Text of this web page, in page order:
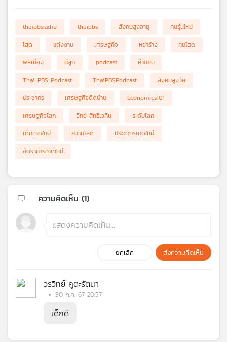
thaipbsradio thaipbs สังคมสูงอายุ
คนรุ่นใหม่
โสด
แต่งงาน เศรษฐกิจ หย่าร้าง
คนโสด
พลเมือง
มีลูก podcast
ค่านิยม
Thai PBS Podcast
ThaiPBSPodcast
สังคมสูงวัย
ประชากร
เศรษฐกิจติดบ้าน
Economics101
เศรษฐกิจโลก
วิทย์ สิทธิเวคิน
ระดับโลก
เด็กเกิดใหม่
ความโสด
ประชากรเกิดใหม่
อัตราการเกิดใหม่
ความคิดเห็น (1)
ยกเลิก ส่งความคิดเห็น
วรวิทย์ คูตะรัตนา
30 ก.ค. 67 20:57
เด็กดี